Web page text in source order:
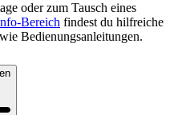
oder zum Tausch eines
Bereich findest du hilfreiche
Bedienungsanleitungen.